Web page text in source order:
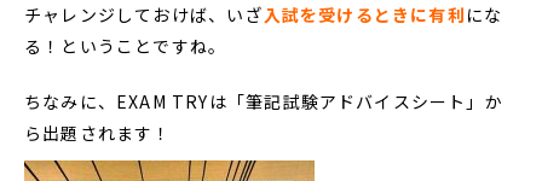
チャレンジしておけば、いざ入試を受けるときに有利 にな
る！ということですね。
ちなみに、EXAM TRYは「筆記試験アドバイスシート」か
ら出題されます！